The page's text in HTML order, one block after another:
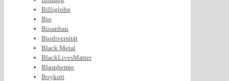
Billiglohn
Bio
Bioanbau
Biodiversität
Black Metal
BlackLivesMatter
Blasphemie
Boykott